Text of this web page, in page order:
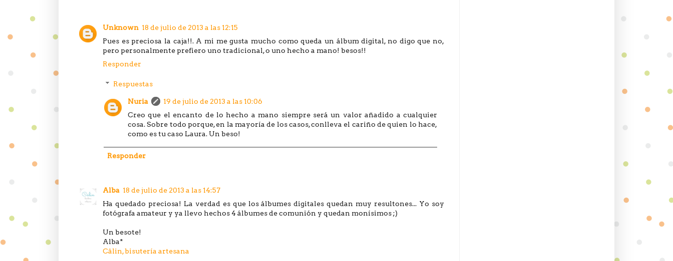
Unknown 18 de julio de 2013 a las 12:15
Pues es preciosa la caja!!. A mi me gusta mucho como queda un álbum digital, no digo que no,
pero personalmente prefiero uno tradicional, o uno hecho a mano! besos!!
Responder
Respuestas
Nuria
19 de julio de 2013 a las 10:06
Creo que el encanto de lo hecho a mano siempre será un valor añadido a cualquier
cosa. Sobre todo porque, en la mayoría de los casos, conlleva el cariño de quien lo hace,
como es tu caso Laura. Un beso!
Responder
Alba 18 de julio de 2013 a las 14:57
Ha quedado preciosa! La verdad es que los álbumes digitales quedan muy resultones... Yo soy
fotógrafa amateur y ya llevo hechos 4 álbumes de comunión y quedan monísimos ;)
Un besote!
Alba*
Câlin, bisutería artesana